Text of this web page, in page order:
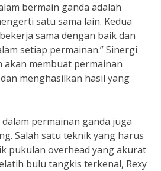
bermain ganda adalah
satu sama lain. Kedua
sama dengan baik dan
setiap permainan.” Sinergi
akan membuat permainan
menghasilkan hasil yang
permainan ganda juga
Salah satu teknik yang harus
pukulan overhead yang akurat
bulu tangkis terkenal, Rexy